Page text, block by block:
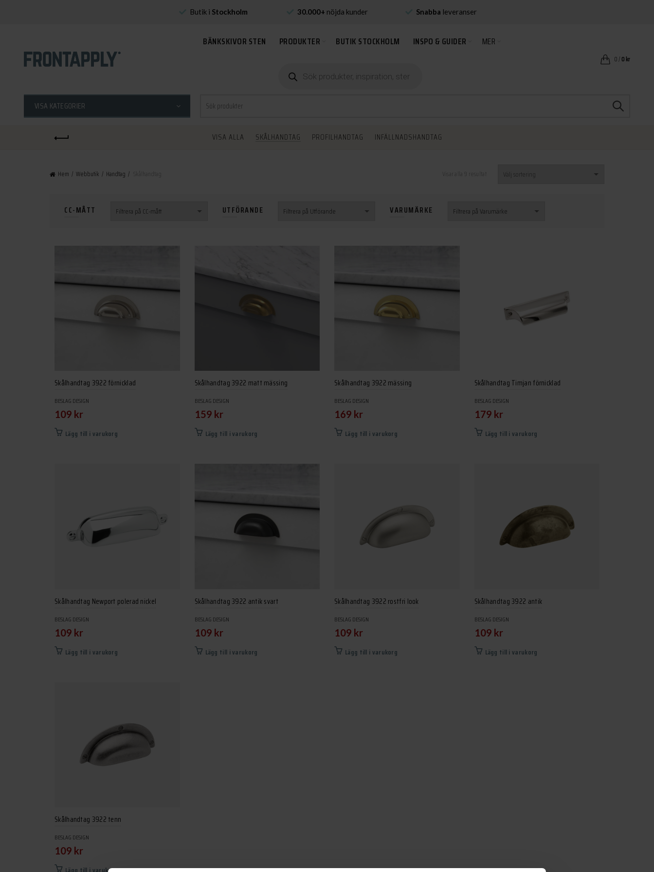
BÄNKSKIVOR STEN PRODUKTER BUTIK STOCKHOLM INSPO & GUIDER MER
0/0kr
VISA KATEGORIER
efter:
VISA ALLA SKÅLHANDTAG PROFILHANDTAG INFÄLLNADSHANDTAG
Hem Webbutik Handtag
CC-MÅTT UTFÖRANDE VARUMÄRKE
Skålhandtag 3922 förnicklad
BESLAG DESIGN
109 kr
Lägg till i varukorg
Skålhandtag 3922 matt mässing
BESLAG DESIGN
159 kr
Lägg till i varukorg
Skålhandtag 3922 mässing
BESLAG DESIGN
169 kr
Lägg till i varukorg
Skålhandtag Timjan förnicklad
BESLAG DESIGN
179 kr
Lägg till i varukorg
Skålhandtag Newport polerad nickel
BESLAG DESIGN
109 kr
Lägg till i varukorg
Skålhandtag 3922 antik svart
BESLAG DESIGN
109 kr
Lägg till i varukorg
Skålhandtag 3922 rostfri look
BESLAG DESIGN
109 kr
Lägg till i varukorg
Skålhandtag 3922 antik
BESLAG DESIGN
109 kr
Lägg till i varukorg
Skålhandtag 3922 tenn
BESLAG DESIGN
109 kr
Butik i Stockholm 30.000+ nöjda kunder Snabba leveranser